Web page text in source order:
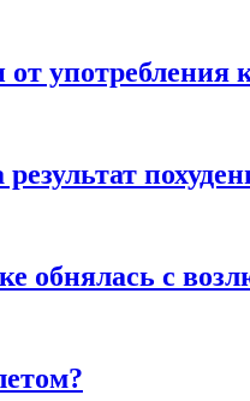
употребления
обнялась с